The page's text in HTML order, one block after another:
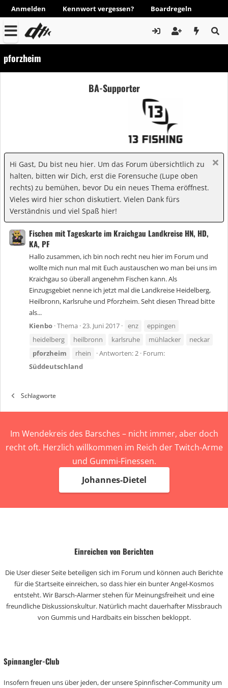
Anmelden Kennwort vergessen? Boardregeln
pforzheim
BA-Supporter
Hi Gast, Du bist neu hier. Um das Forum übersichtlich zu
halten, bitten wir Dich, erst die Forensuche (Lupe oben
rechts) zu bemühen, bevor Du ein neues Thema eröffnest.
Vieles wird hier schon diskutiert. Vielen Dank fürs
Verständnis und viel Spaß hier!
Fischen mit Tageskarte im Kraichgau Landkreise HN, HD,
KA, PF
Hallo zusammen, ich bin noch recht neu hier im Forum und
wollte mich nun mal mit Euch austauschen wo man bei uns im
Kraichgau so überall angenehm Fischen kann. Als
Einzugsgebiet nenne ich jetzt mal die Landkreise Heidelberg,
Heilbronn, Karlsruhe und Pforzheim. Seht diesen Thread bitte
als...
Kienbo Thema 23. Juni 2017 enz
eppingen
heidelberg
heilbronn karlsruhe mühlacker
neckar
pforzheim
rhein Antworten: 2 Forum:
Süddeutschland
Schlagworte
Im Wendekreis des Barsches – nicht immer, aber doch
recht oft. Herzlich willkommen im Reich der Twitch-Arme
und Gummi-Finessen.
Johannes-Dietel
Einreichen von Berichten
Die User dieser Seite beteiligen sich im Forum und können auch Berichte
für die Startseite einreichen, so dass hier ein bunter Angel-Kosmos
entsteht. Wir Barsch-Alarmer stehen für Meinungsfreiheit und eine
freundliche Diskussionskultur. Natürlich macht dauerhafter Missbrauch
von Gummis und Hardbaits ein bisschen bekloppt.
Spinnangler-Club
Insofern freuen uns über jeden, der unsere Spinnfischer-Community um